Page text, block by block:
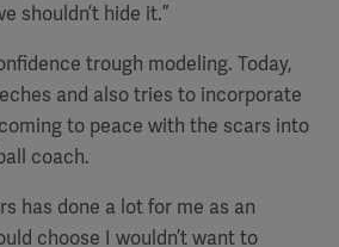
shouldn’t hide it.”
trough modeling. Today,
and also tries to incorporate
to peace with the scars into
coach.
has done a lot for me as an
choose I wouldn’t want to